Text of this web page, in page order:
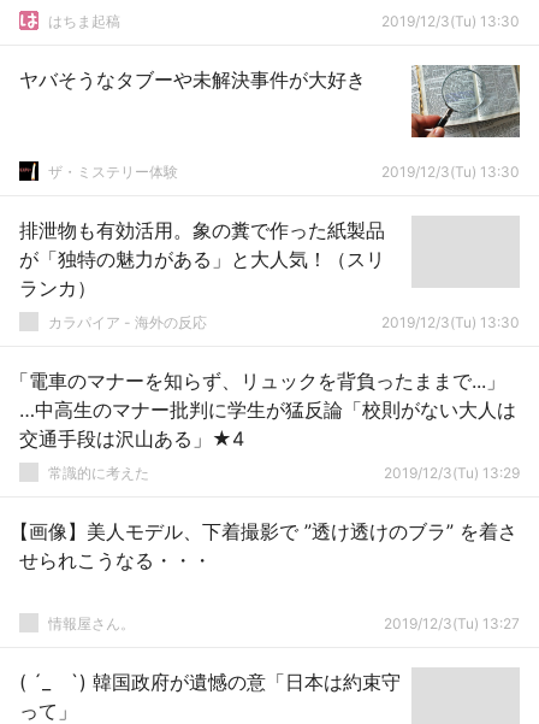
はちま起稿 2019/12/3(Tu) 13:30
ヤバそうなタブーや未解決事件が大好き
ザ・ミステリー体験 2019/12/3(Tu) 13:30
排泄物も有効活用。象の糞で作った紙製品
が「独特の魅力がある」と大人気！（スリ
ランカ）
カラパイア - 海外の反応 2019/12/3(Tu) 13:30
「電車のマナーを知らず、リュックを背負ったままで...」
…中高生のマナー批判に学生が猛反論「校則がない大人は
交通手段は沢山ある」★4
常識的に考えた 2019/12/3(Tu) 13:29
【画像】美人モデル、下着撮影で ”透け透けのブラ” を着さ
せられこうなる・・・
情報屋さん。 2019/12/3(Tu) 13:27
( ´_ゝ`) 韓国政府が遺憾の意「日本は約束守
って」